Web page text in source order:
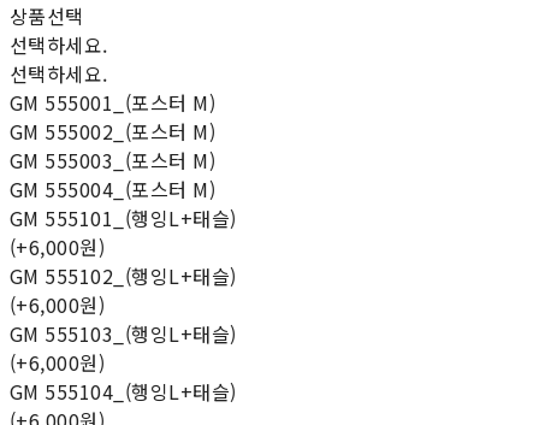
상품선택
선택하세요.
선택하세요.
GM 555001_(포스터 M)
GM 555002_(포스터 M)
GM 555003_(포스터 M)
GM 555004_(포스터 M)
GM 555101_(행잉L+태슬)
(+6,000원)
GM 555102_(행잉L+태슬)
(+6,000원)
GM 555103_(행잉L+태슬)
(+6,000원)
GM 555104_(행잉L+태슬)